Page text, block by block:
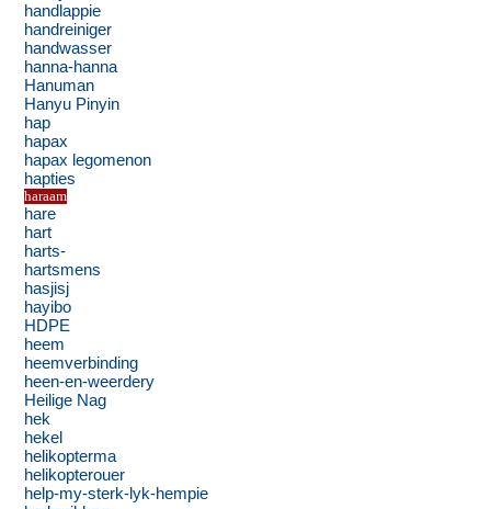
handlappie
handreiniger
handwasser
hanna-hanna
Hanuman
Hanyu Pinyin
hap
hapax
hapax legomenon
hapties
haraam
hare
hart
harts-
hartsmens
hasjisj
hayibo
HDPE
heem
heemverbinding
heen-en-weerdery
Heilige Nag
hek
hekel
helikopterma
helikopterouer
help-my-sterk-lyk-hempie